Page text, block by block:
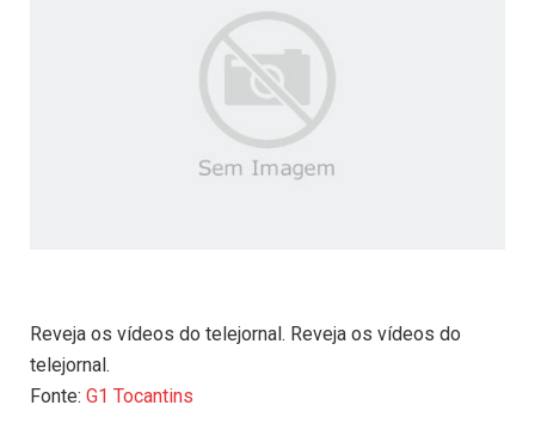
Reveja os vídeos do telejornal. Reveja os vídeos do
telejornal.
Fonte: G1 Tocantins